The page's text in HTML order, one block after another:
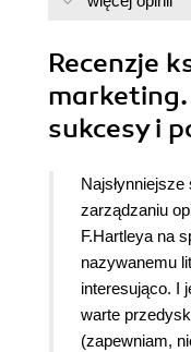
Recenzje
sukcesy i
zarządzaniu
F.Hartleya na
nazywanemu
interesująco. I
warte
(zapewniam,